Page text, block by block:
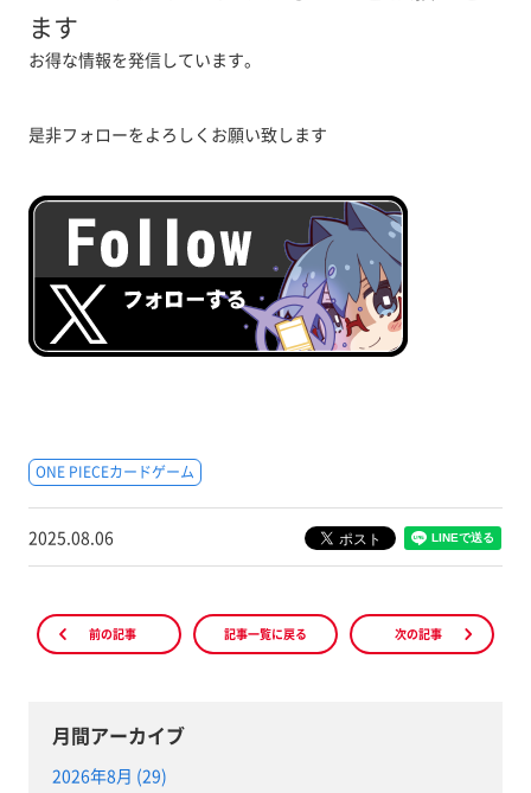
ます
お得な情報を発信しています。
是非フォローをよろしくお願い致します
ONE PIECEカードゲーム
2025.08.06
前の記事 記事一覧に戻る 次の記事
月間アーカイブ
2026年8月 (29)